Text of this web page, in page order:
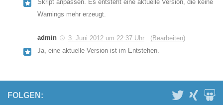
Skript anpassen. Es entsteht eine aktuelle Version, die keine
Warnings mehr erzeugt.
admin 3. Juni 2012 um 22:37 Uhr
(Bearbeiten)
Ja, eine aktuelle Version ist im Entstehen.
FOLGEN: